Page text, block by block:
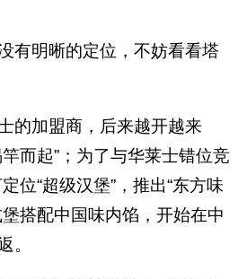
有明晰的定位，不妨看看塔
的加盟商，后来越开越来
而起”；为了与华莱士错位竞
位“超级汉堡”，推出“东方味
搭配中国味内馅，开始在中
。